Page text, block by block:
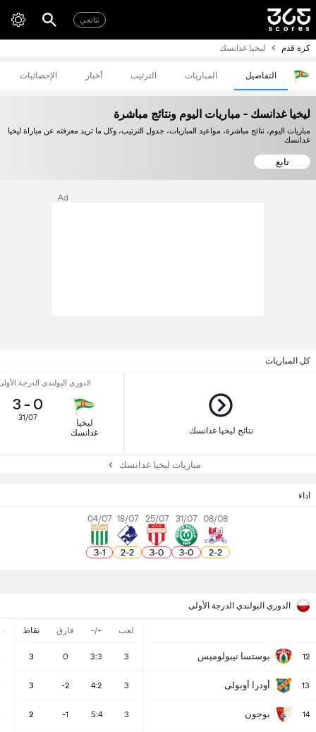
نتائجي
كرة قدم ليخيا غدانسك
التفاصيل المباريات الترتيب أخبار الإحصائيات
ليخيا غدانسك - مباريات اليوم ونتائج مباشرة
مباريات اليوم، نتائج مباشرة، مواعيد المباريات، جدول الترتيب، وكل ما تريد معرفته عن مباراة ليخيا
غدانسك
تابع
Ad
كل المباريات
نتائج ليخيا غدانسك
الدوري البولندي الدرجة
ليخيا
غدانسك
0
-
3
31/07
مباريات ليخيا غدانسك
اداء
08/08
2
-
2
31/07
0
-
3
25/07
0
-
3
18/07
2
-
2
04/07
1
-
3
الدوري البولندي الدرجة الأولى
لعب +/- فارق نقاط
12 بوستسا نيبولوميس 3
3:3
0
3
13 أودرا أوبولى 3
4:2
-2
3
14 بوجون 3
5:4
-1
2